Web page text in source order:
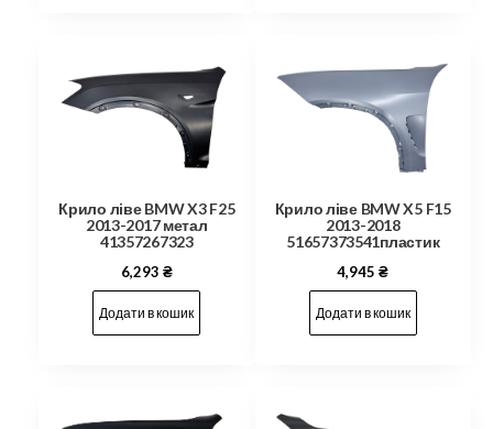
Крило ліве BMW X3 F25
2013-2017 метал
41357267323
6,293 ₴
Додати в кошик
Крило ліве BMW X5 F15
2013-2018
51657373541пластик
4,945₴
Додати в кошик